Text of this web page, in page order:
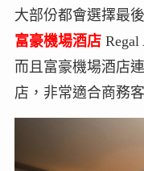
大部份都會選擇最
富豪機場酒店Regal
而且富豪機場酒店
店，非常適合商務